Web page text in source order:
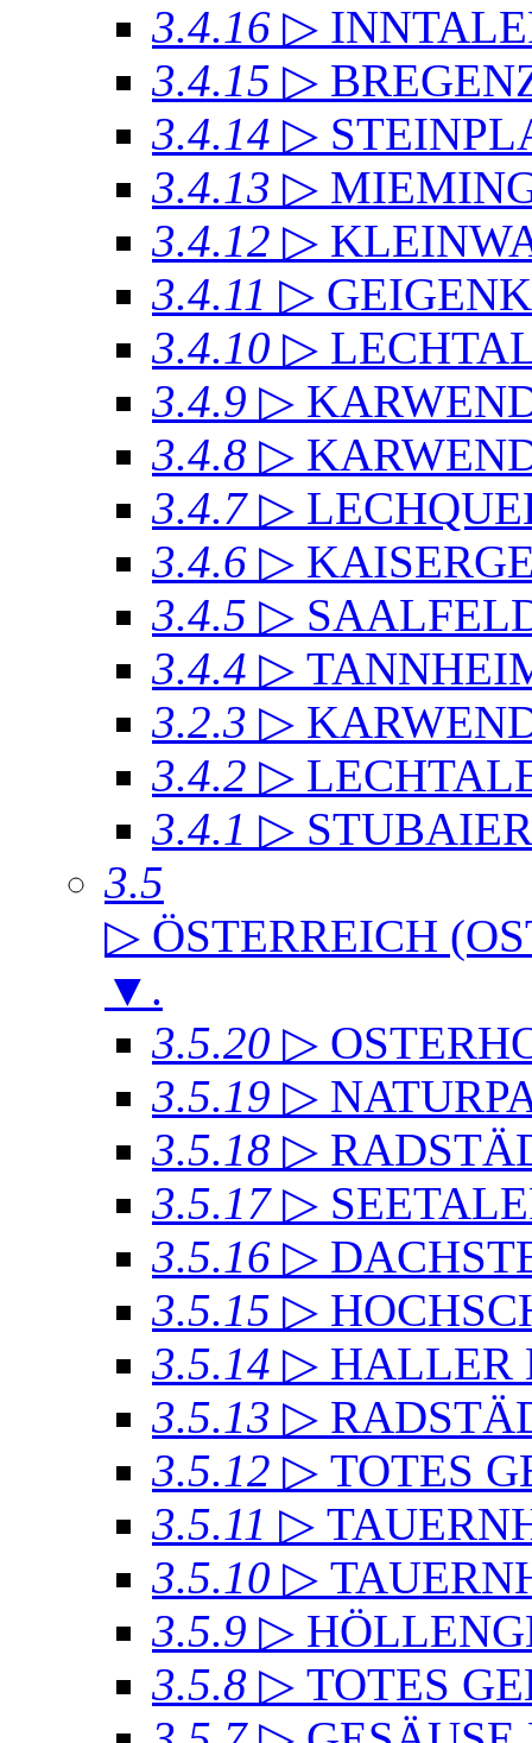
3.4.16 ▷
3.4.15 ▷
3.4.14 ▷
3.4.13 ▷
3.4.12 ▷
3.4.11 ▷
3.4.10 ▷
3.4.9 ▷
3.4.8 ▷
3.4.7 ▷
3.4.6 ▷
3.4.5 ▷
3.4.4 ▷
3.2.3 ▷
3.4.2 ▷
3.4.1 ▷
3.5
▷ ÖSTERREICH
▼ .
3.5.20 ▷
3.5.19 ▷
3.5.18 ▷
3.5.17 ▷
3.5.16 ▷
3.5.15 ▷
3.5.14 ▷ HALLER
3.5.13 ▷
3.5.12 ▷ TOTES
3.5.11 ▷
3.5.10 ▷
3.5.9 ▷
3.5.8 ▷ TOTES